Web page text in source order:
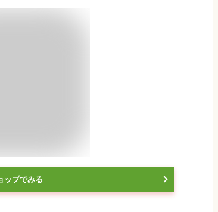
ップでみる